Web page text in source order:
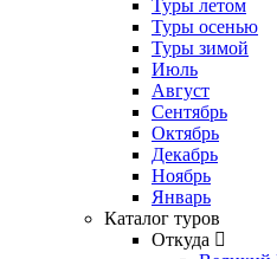
Туры летом
Туры осенью
Туры зимой
Июль
Август
Сентябрь
Октябрь
Декабрь
Ноябрь
Январь
Каталог туров
Откуда